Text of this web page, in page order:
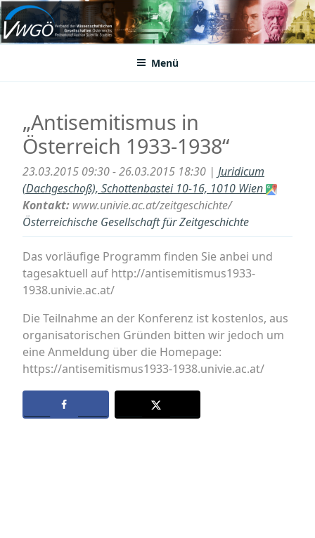
Zum
Inhalt
springenVWGÖ
Federation of Austrian Scientific Societies
Menü
„Antisemitismus in
Österreich 1933-1938“
23.03.2015 09:30 - 26.03.2015 18:30 | Juridicum
(Dachgeschoß), Schottenbastei 10-16, 1010 Wien
Kontakt: www.univie.ac.at/zeitgeschichte/
Österreichische Gesellschaft für Zeitgeschichte
Das vorläufige Programm finden Sie anbei und
tagesaktuell auf http://antisemitismus1933-
1938.univie.ac.at/
Die Teilnahme an der Konferenz ist kostenlos, aus
organisatorischen Gründen bitten wir jedoch um
eine Anmeldung über die Homepage:
https://antisemitismus1933-1938.univie.ac.at/